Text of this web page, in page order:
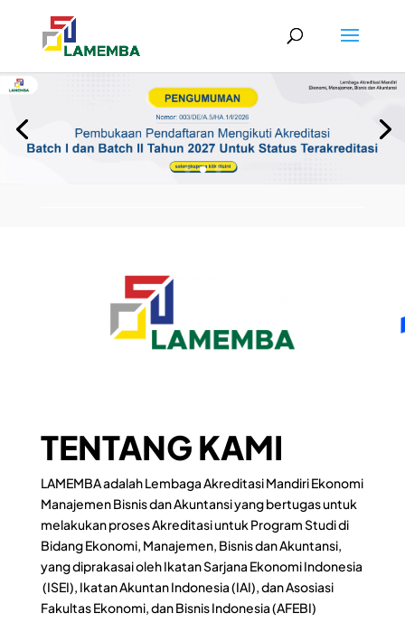
TENTANG KAMI
LAMEMBA adalah Lembaga Akreditasi Mandiri Ekonomi
Manajemen Bisnis dan Akuntansi yang bertugas untuk
melakukan proses Akreditasi untuk Program Studi di
Bidang Ekonomi, Manajemen, Bisnis dan Akuntansi,
yang diprakasai oleh Ikatan Sarjana Ekonomi Indonesia
(ISEI), Ikatan Akuntan Indonesia (IAI), dan Asosiasi
Fakultas Ekonomi, dan Bisnis Indonesia (AFEBI)